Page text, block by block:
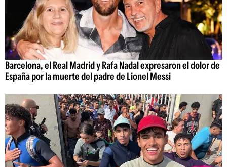
Barcelona, el Real Madrid y Rafa Nadal expresaron el dolor de
España por la muerte del padre de Lionel Messi